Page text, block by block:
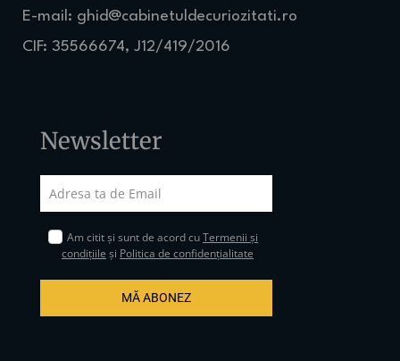
E-mail: ghid@cabinetuldecuriozitati.ro
CIF: 35566674, J12/419/2016
Newsletter
Am citit și sunt de acord cuTermenii și
condițiile și Politica de confidențialitate
MĂ ABONEZ